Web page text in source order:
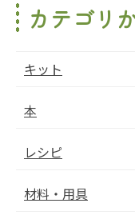
カテゴリ
キット
本
レシピ
材料・用具